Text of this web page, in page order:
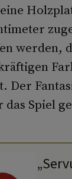
werden,
Der
Spiel